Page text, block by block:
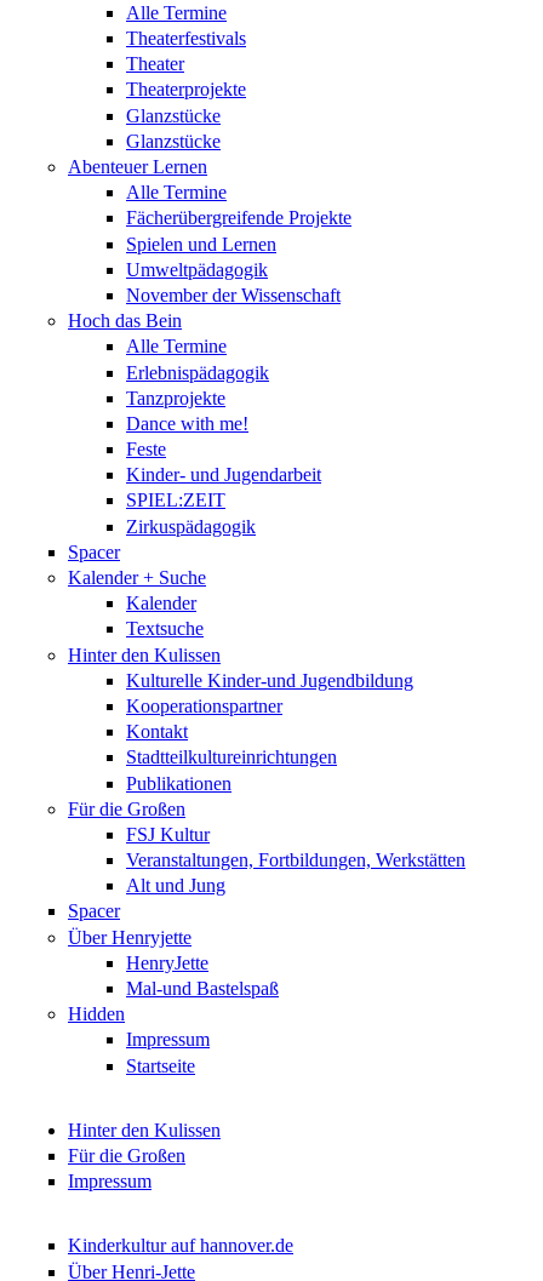
Alle Termine
Theaterfestivals
Theater
Theaterprojekte
Glanzstücke
Glanzstücke
Abenteuer Lernen
Alle Termine
Fächerübergreifende Projekte
Spielen und Lernen
Umweltpädagogik
November der Wissenschaft
Hoch das Bein
Alle Termine
Erlebnispädagogik
Tanzprojekte
Dance with me!
Feste
Kinder- und Jugendarbeit
SPIEL:ZEIT
Zirkuspädagogik
Spacer
Kalender + Suche
Kalender
Textsuche
Hinter den Kulissen
Kulturelle Kinder-und Jugendbildung
Kooperationspartner
Kontakt
Stadtteilkultureinrichtungen
Publikationen
Für die Großen
FSJ Kultur
Veranstaltungen, Fortbildungen, Werkstätten
Alt und Jung
Spacer
Über Henryjette
HenryJette
Mal-und Bastelspaß
Hidden
Impressum
Startseite
Hinter den Kulissen
Für die Großen
Impressum
Kinderkultur auf hannover.de
Über Henri-Jette